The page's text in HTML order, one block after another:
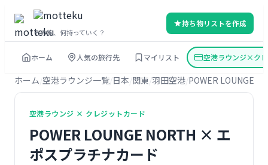
その旅、何持っていく？
持ち物リストを作成
ホーム 人気の旅行先 マイリスト 空港ラウンジ×ク
ホーム 空港ラウンジ一覧 日本 関東 羽田空港 POWER LOUNGE
空港ラウンジ × クレジットカード
POWER LOUNGE NORTH × エ
ポスプラチナカード